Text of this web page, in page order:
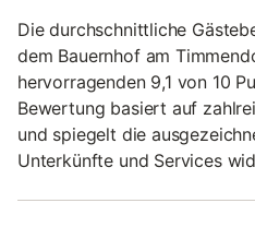
Die durchschnittliche
dem Bauernhof am
hervorragenden 9,1 von 10
Bewertung basiert auf
und spiegelt die
Unterkünfte und Services